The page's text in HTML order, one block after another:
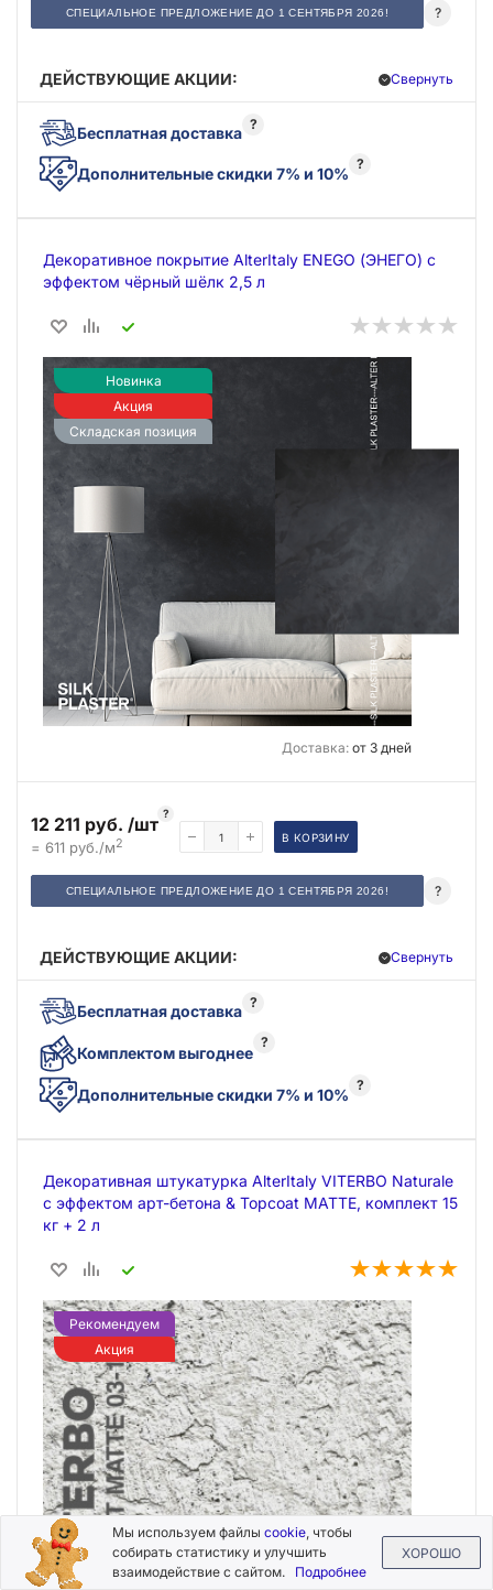
СПЕЦИАЛЬНОЕ ПРЕДЛОЖЕНИЕ ДО 1 СЕНТЯБРЯ 2026! ?
ДЕЙСТВУЮЩИЕ АКЦИИ: Свернуть
Бесплатная доставка ?
Дополнительные скидки 7% и 10%
?
Декоративное покрытие AlterItaly ENEGO (ЭНЕГО) с
эффектом чёрный шёлк 2,5 л
Новинка
Акция
Складская позиция
Доставка:от 3 дней
12 211 руб. /шт ?
= 611 руб./м2 В КОРЗИНУ
СПЕЦИАЛЬНОЕ ПРЕДЛОЖЕНИЕ ДО 1 СЕНТЯБРЯ 2026! ?
ДЕЙСТВУЮЩИЕ АКЦИИ: Свернуть
Бесплатная доставка ?
Комплектом выгоднее
?
Дополнительные скидки 7% и 10%
?
Декоративная штукатурка AlterItaly VITERBO Naturale
с эффектом арт-бетона & Topcoat MATTE, комплект 15
кг + 2 л
Рекомендуем
Акция
Мы используем файлы cookie, чтобы
собирать статистику и улучшить
взаимодействие с сайтом. Подробнее
ХОРОШО